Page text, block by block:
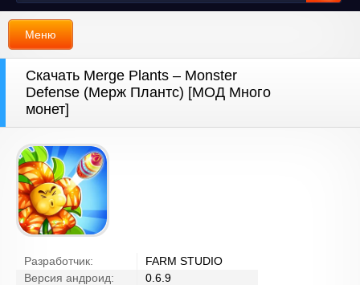
Меню
Скачать Merge Plants – Monster
Defense (Мерж Плантс) [МОД Много
монет]
Разработчик:
FARM STUDIO
Версия андроид:
0.6.9